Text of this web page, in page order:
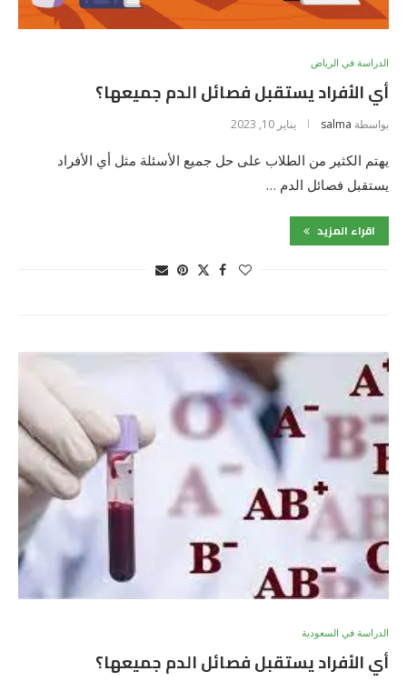
الدراسة في الرياض
أي الأفراد يستقبل فصائل الدم جميعها؟
بواسطة salma يناير 10, 2023
يهتم الكثير من الطلاب على حل جميع الأسئلة مثل أي الأفراد
يستقبل فصائل الدم …
اقراء المزيد
الدراسة في السعودية
أي الأفراد يستقبل فصائل الدم جميعها؟